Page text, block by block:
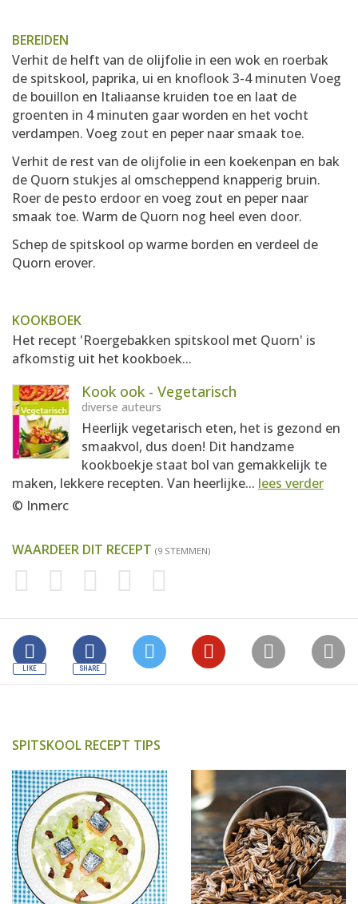
BEREIDEN
Verhit de helft van de olijfolie in een wok en roerbak
de spitskool, paprika, ui en knoflook 3-4 minuten Voeg
de bouillon en Italiaanse kruiden toe en laat de
groenten in 4 minuten gaar worden en het vocht
verdampen. Voeg zout en peper naar smaak toe.
Verhit de rest van de olijfolie in een koekenpan en bak
de Quorn stukjes al omscheppend knapperig bruin.
Roer de pesto erdoor en voeg zout en peper naar
smaak toe. Warm de Quorn nog heel even door.
Schep de spitskool op warme borden en verdeel de
Quorn erover.
KOOKBOEK
Het recept 'Roergebakken spitskool met Quorn' is
afkomstig uit het kookboek...
Kook ook - Vegetarisch
diverse auteurs
Heerlijk vegetarisch eten, het is gezond en
smaakvol, dus doen! Dit handzame
kookboekje staat bol van gemakkelijk te
maken, lekkere recepten. Van heerlijke... lees verder
© Inmerc
WAARDEER DIT RECEPT (9 STEMMEN)
SPITSKOOL RECEPT TIPS